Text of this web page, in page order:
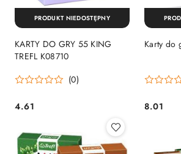
KARTY DO GRY 55 KING
TREFL K08710
(0)
Cena:
4.61
PRODUKT NIEDOSTĘPNY
Karty do
Cena:
8.01